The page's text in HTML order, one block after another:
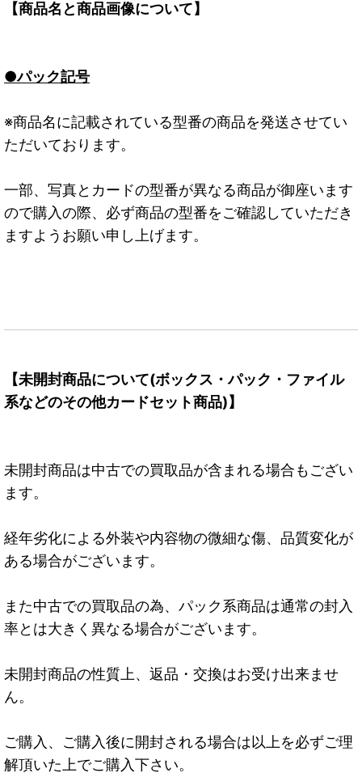
【商品名と商品画像について】
●パック記号
※商品名に記載されている型番の商品を発送させてい
ただいております。
一部、写真とカードの型番が異なる商品が御座います
ので購入の際、必ず商品の型番をご確認していただき
ますようお願い申し上げます。
【未開封商品について(ボックス・パック・ファイル
系などのその他カードセット商品)】
未開封商品は中古での買取品が含まれる場合もござい
ます。
経年劣化による外装や内容物の微細な傷、品質変化が
ある場合がございます。
また中古での買取品の為、パック系商品は通常の封入
率とは大きく異なる場合がございます。
未開封商品の性質上、返品・交換はお受け出来ませ
ん。
ご購入、ご購入後に開封される場合は以上を必ずご理
解頂いた上でご購入下さい。